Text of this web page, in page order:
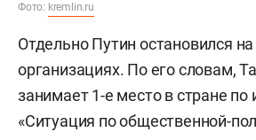
Фото: kremlin.ru
Отдельно Путин остановился
организациях. По его словам,
занимает 1-е место в стране по
«Ситуация по общественной-